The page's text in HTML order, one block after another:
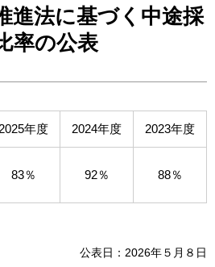
進法に基づく中途採
率の公表
2025年度 2024年度 2023年度
83％ 92％ 88％
公表日：2026年５月８日